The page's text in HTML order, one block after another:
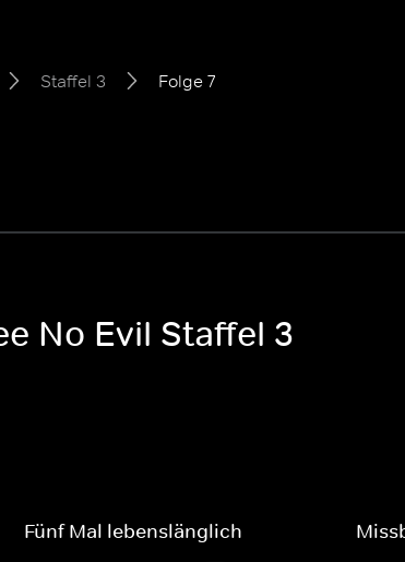
Staffel 3 Folge 7
No Evil Staffel 3
Fünf Mal lebenslänglich